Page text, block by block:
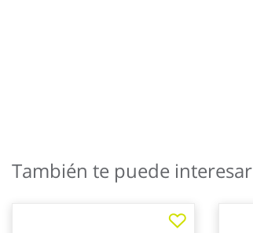
al
comienzo
También te puede interesar